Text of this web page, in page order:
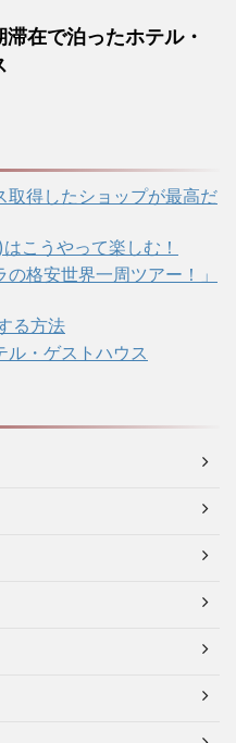
在で泊ったホテル・
取得したショップが最高だ
こうやって楽しむ！
格安世界一周ツアー！」
る方法
ル・ゲストハウス